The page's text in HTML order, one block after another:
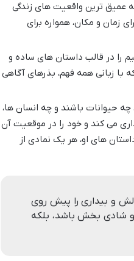
عمیق ترین واقعیت های زندگی
زمان و مکان، همواره برای
را در قالب داستان های ساده و
با زبانی همه فهم، بذرهای آگاهی
حیوانات باشند و چه انسان ها،
می کند و خود را در موقعیت آن
های او، هر یک نمادی از
و بیداری را پیش روی
و شادی بخش باشد، بلکه